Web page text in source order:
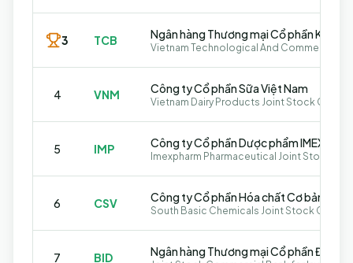
3 TCB
4 VNM Công ty Cổ phần Sữa Việt Nam
Vietnam Dairy Products Joint Stock
5 IMP Công ty Cổ phần Dược phẩm
Imexpharm Pharmaceutical Joint Stock
6 CSV Công ty Cổ phần Hóa chất Cơ bản
South Basic Chemicals Joint Stock
7 BID